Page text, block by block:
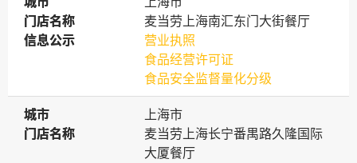
门店名称
门店名称
麦当劳上海南汇东门大街餐厅
信息公示
信息公示
营业执照
食品经营许可证
食品安全监督量化分级
城市
城市
上海市
门店名称
门店名称
麦当劳上海长宁番禺路久隆国际
大厦餐厅